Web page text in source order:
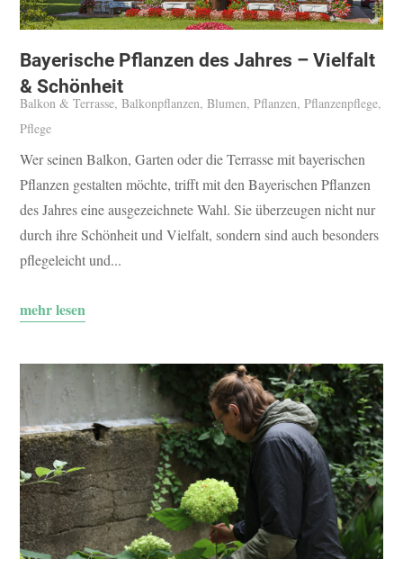
Bayerische Pflanzen des Jahres – Vielfalt
& Schönheit
Balkon & Terrasse,Balkonpflanzen,Blumen,Pflanzen,Pflanzenpflege,
Pflege
Wer seinen Balkon, Garten oder die Terrasse mit bayerischen
Pflanzen gestalten möchte, trifft mit den Bayerischen Pflanzen
des Jahres eine ausgezeichnete Wahl. Sie überzeugen nicht nur
durch ihre Schönheit und Vielfalt, sondern sind auch besonders
pflegeleicht und...
mehr lesen